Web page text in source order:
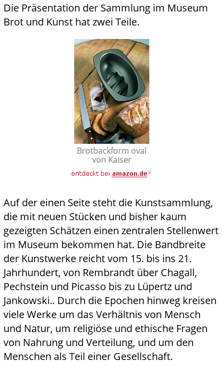
Die Präsentation der Sammlung im Museum
Brot und Kunst hat zwei Teile.
Brotbackform oval
von Kaiser
*
Auf der einen Seite steht die Kunstsammlung,
die mit neuen Stücken und bisher kaum
gezeigten Schätzen einen zentralen Stellenwert
im Museum bekommen hat. Die Bandbreite
der Kunstwerke reicht vom 15. bis ins 21.
Jahrhundert, von Rembrandt über Chagall,
Pechstein und Picasso bis zu Lüpertz und
Jankowski.. Durch die Epochen hinweg kreisen
viele Werke um das Verhältnis von Mensch
und Natur, um religiöse und ethische Fragen
von Nahrung und Verteilung, und um den
Menschen als Teil einer Gesellschaft.